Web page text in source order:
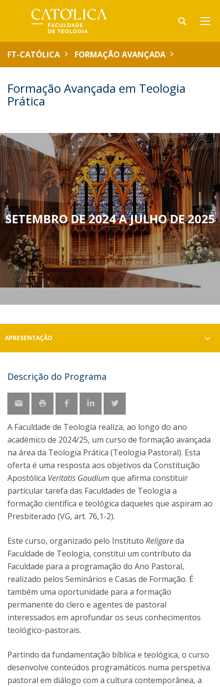
FT-CATÓLICA FORMAÇÃO AVANÇADA
Formação Avançada em Teologia
Prática
SETEMBRO DE 2024 A JULHO DE 2025
APRESENTAÇÃO
Descrição do Programa
A Faculdade de Teologia realiza, ao longo do ano
académico de 2024/25, um curso de formação avançada
na área da Teologia Prática (Teologia Pastoral). Esta
oferta é uma resposta aos objetivos da Constituição
Apostólica Veritatis Gaudium que afirma constituir
particular tarefa das Faculdades de Teologia a
formação científica e teológica daqueles que aspiram ao
Presbiterado (VG, art. 76,1-2).
Este curso, organizado pelo Instituto Religareda
Faculdade de Teologia, constitui um contributo da
Faculdade para a programação do Ano Pastoral,
realizado pelos Seminários e Casas de Formação. É
também uma oportunidade para a formação
permanente do clero e agentes de pastoral
interessados em aprofundar os seus conhecimentos
teológico-pastorais.
Partindo da fundamentação bíblica e teológica, o curso
desenvolve conteúdos programáticos numa perspetiva
pastoral em diálogo com a cultura contemporânea, a